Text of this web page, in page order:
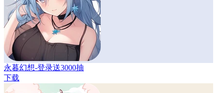
永暮幻想-登录送3000抽
下载